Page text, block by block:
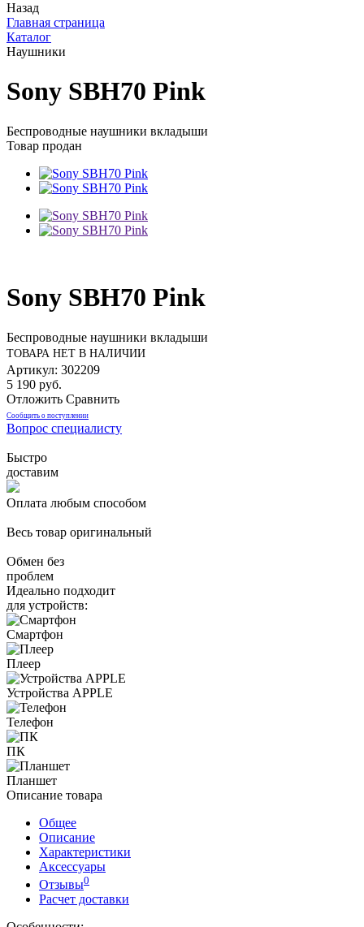
Назад
Главная страница
Каталог
Наушники
Sony SBH70 Pink
Беспроводные наушники вкладыши
Товар продан
Sony SBH70 Pink
Беспроводные наушники вкладыши
ТОВАРА НЕТ В НАЛИЧИИ
Артикул: 302209
5 190 руб.
Отложить Сравнить
Сообщить о поступлении
Вопрос специалисту
Быстро
доставим
Оплата любым способом
Весь товар оригинальный
Обмен без
проблем
Идеально подходит
для устройств:
Смартфон
Плеер
Устройства APPLE
Телефон
ПК
Планшет
Описание товара
Общее
Описание
Характеристики
Аксессуары
Отзывы0
Расчет доставки